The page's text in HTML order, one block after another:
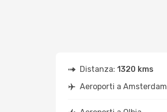
Distanza: 1320 kms
Aeroporti a Amsterdam